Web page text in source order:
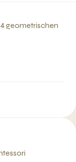
geometrischen